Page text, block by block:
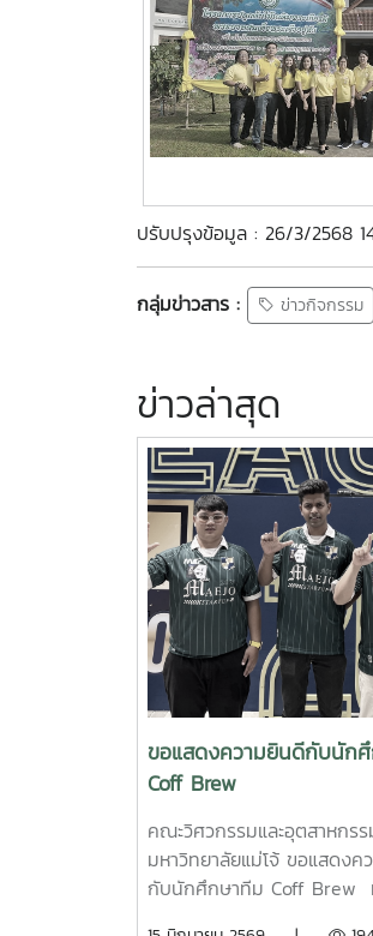
ปรับปรุงข้อมูล : 26/3/2568
กลุ่มข่าวสาร : ข่าวกิจกรรม
ข่าวล่าสุด
ขอแสดงความยินดีกับนัก
Coff Brew
คณะวิศวกรรมและอุตสาหกร
มหาวิทยาลัยแม่โจ้ ขอแสดงค
กับนักศึกษาทีม Coff Brew